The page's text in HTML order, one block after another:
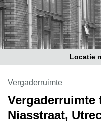
Westpoort
center
Den
Haag
Coworking
space
Coworking
Arnhem
Kantoorruimte
in Arnhem
Locatie
Vergaderruimte
Vergaderruimte
Niasstraat,